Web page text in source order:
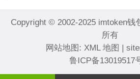
Copyright © 2002-2025 imtoken钱
所有
网站地图: XML 地图 |
鲁ICP备13019517